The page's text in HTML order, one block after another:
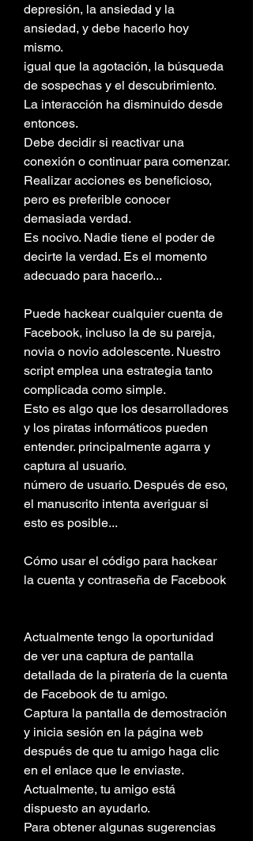
depresión, la ansiedad y la
ansiedad, y debe hacerlo hoy
mismo.
igual que la agotación, la búsqueda
de sospechas y el descubrimiento.
La interacción ha disminuido desde
entonces.
Debe decidir si reactivar una
conexión o continuar para comenzar.
Realizar acciones es beneficioso,
pero es preferible conocer
demasiada verdad.
Es nocivo. Nadie tiene el poder de
decirte la verdad. Es el momento
adecuado para hacerlo...
Puede hackear cualquier cuenta de
Facebook, incluso la de su pareja,
novia o novio adolescente. Nuestro
script emplea una estrategia tanto
complicada como simple.
Esto es algo que los desarrolladores
y los piratas informáticos pueden
entender. principalmente agarra y
captura al usuario.
número de usuario. Después de eso,
el manuscrito intenta averiguar si
esto es posible...
Cómo usar el código para hackear
la cuenta y contraseña de Facebook
Actualmente tengo la oportunidad
de ver una captura de pantalla
detallada de la piratería de la cuenta
de Facebook de tu amigo.
Captura la pantalla de demostración
y inicia sesión en la página web
después de que tu amigo haga clic
en el enlace que le enviaste.
Actualmente, tu amigo está
dispuesto an ayudarlo.
Para obtener algunas sugerencias